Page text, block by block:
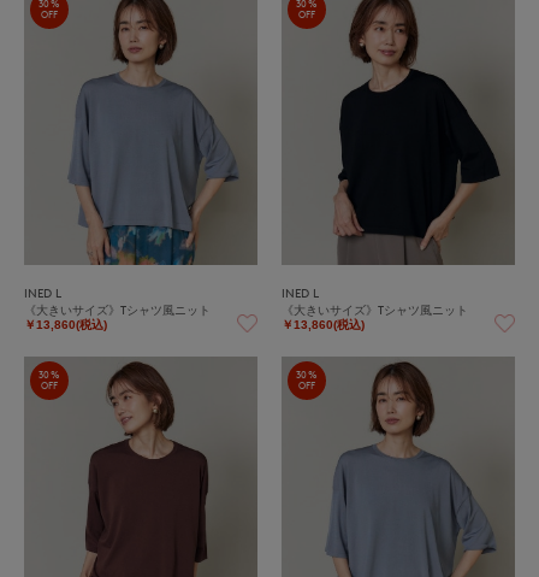
30%
OFF
INED L
《大きいサイズ》Tシャツ風ニット
￥13,860(税込)
30%
OFF
INED L
《大きいサイズ》Tシャツ風ニット
￥13,860(税込)
30%
OFF
30%
OFF